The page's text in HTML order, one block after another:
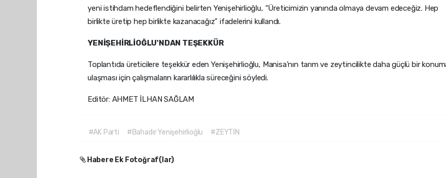
yeni istihdam hedeflendiğini belirten Yenişehirlioğlu, “Üreticimizin yanında olmaya devam edeceğiz. Hep
birlikte üretip hep birlikte kazanacağız” ifadelerini kullandı.
YENİŞEHİRLİOĞLU'NDAN TEŞEKKÜR
Toplantıda üreticilere teşekkür eden Yenişehirlioğlu, Manisa’nın tarım ve zeytincilikte daha güçlü bir
ulaşması için çalışmaların kararlılıkla süreceğini söyledi.
Editör: AHMET İLHAN SAĞLAM
#AK Parti #Bahadır Yenişehirlioğlu #ZEYTİN
Habere Ek Fotoğraf(lar)